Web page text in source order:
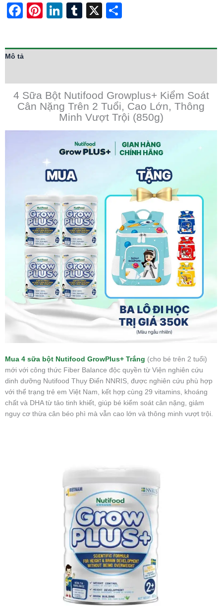
Facebook
Pinterest
LinkedIn
Tumblr
X
Mô tả
4 Sữa Bột Nutifood Growplus+ Kiểm Soát
Cân Nặng Trên 2 Tuổi, Cao Lớn, Thông
Minh Vượt Trội (850g)
Mua 4 sữa bột Nutifood GrowPlus+ Trắng (cho bé trên 2 tuổi)
mới với công thức Fiber Balance độc quyền từ Viện nghiên cứu
dinh dưỡng Nutifood Thụy Điển NNRIS, được nghiên cứu phù hợp
với thể trạng trẻ em Việt Nam, kết hợp cùng 29 vitamins, khoáng
chất và DHA từ tảo tinh khiết, giúp bé kiểm soát cân nặng, giảm
nguy cơ thừa cân béo phì mà vẫn cao lớn và thông minh vượt trội.